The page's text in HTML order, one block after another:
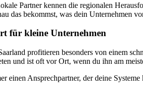
Partner kennen die regionalen
das bekommst, was dein Unternehmen
für kleine Unternehmen
profitieren besonders von einem
und ist oft vor Ort, wenn du ihn am
einen Ansprechpartner, der deine